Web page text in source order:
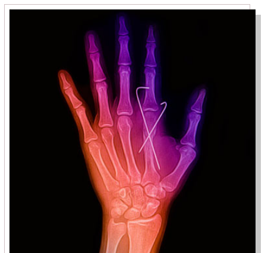
Медицинский туризм
Москва — Израиль